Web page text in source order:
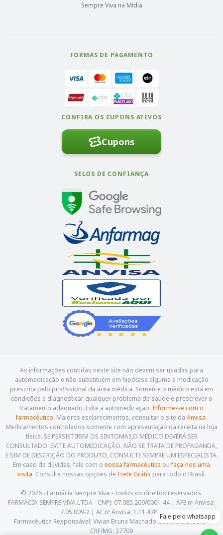
Fale pelo whatsapp
As informações contidas neste site não devem ser usadas para
automedicação e não substituem em hipótese alguma a medicação
prescrita pelo profissional da área médica. Somente o médico está em
condições a diagnosticar qualquer problema de saúde e prescrever o
tratamento adequado. Evite a automedicação: Informe-se com o
farmacêutico. Maiores esclarecimentos, consultar o site da Anvisa.
Medicamentos controlados somente com apresentação da receita na loja
física. SE PERSISTIREM OS SINTOMAS,O MÉDICO DEVERÁ SER
CONSULTADO. EVITE AUTOMEDICAÇÃO. NÃO SE TRATA DE PROPAGANDA,
E SIM DE DESCRIÇÃO DO PRODUTO, CONSULTE SEMPRE UM ESPECIALISTA.
Em caso de dúvidas, fale com o nossa farmacêutica oufaça-nos uma
visita. Consulte nossas opções de Frete Grátis para todo o Brasil.
© 2026 - Farmácia Sempre Viva - Todos os direitos reservados.
FARMÁCIA SEMPRE VIVA LTDA - CNPJ: 07.085.209/0001-44 | AFE nº Anvisa:
7.05.009-2 | AE nº Anvisa: 1.11.478-5
Farmacêutica Responsável: Vivian Bruna Machado Costa Delalibera -
CRF/MG: 27709
Sempre Viva na Mídia
FORMAS DE PAGAMENTO
CONFIRA OS CUPONS ATIVOS
Cupons
SELOS DE CONFIANÇA